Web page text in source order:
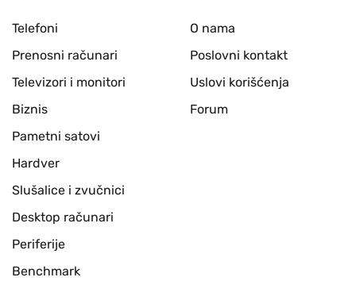
Telefoni
Prenosni računari
Televizori i monitori
Biznis
Pametni satovi
Hardver
Slušalice i zvučnici
Desktop računari
Periferije
Benchmark
O nama
Poslovni kontakt
Uslovi korišćenja
Forum